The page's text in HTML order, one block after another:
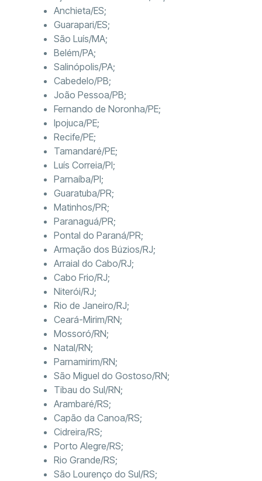
Anchieta/ES;
Guarapari/ES;
São Luís/MA;
Belém/PA;
Salinópolis/PA;
Cabedelo/PB;
João Pessoa/PB;
Fernando de Noronha/PE;
Ipojuca/PE;
Recife/PE;
Tamandaré/PE;
Luís Correia/PI;
Parnaíba/PI;
Guaratuba/PR;
Matinhos/PR;
Paranaguá/PR;
Pontal do Paraná/PR;
Armação dos Búzios/RJ;
Arraial do Cabo/RJ;
Cabo Frio/RJ;
Niterói/RJ;
Rio de Janeiro/RJ;
Ceará-Mirim/RN;
Mossoró/RN;
Natal/RN;
Parnamirim/RN;
São Miguel do Gostoso/RN;
Tibau do Sul/RN;
Arambaré/RS;
Capão da Canoa/RS;
Cidreira/RS;
Porto Alegre/RS;
Rio Grande/RS;
São Lourenço do Sul/RS;